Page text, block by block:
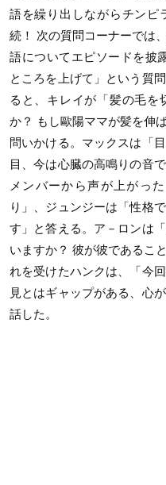
語を繰り出しながらチンピ
続！ 次の質問コーナーでは
語についてエピソードを披
ところを上げて」という質
ると、キレイが「髪の毛を
か？ もし歐陽ママが髪を伸
問いかける。マックスは「
目、今は心臓の高鳴りの音
メンバーから声が上がっ
り」、ジュンジーは「性格
す」と答える。ア－ロンは
いますか？ 彼が彼であるこ
れを受けたハンクは、「今
見とはギャップがある、心
話した。